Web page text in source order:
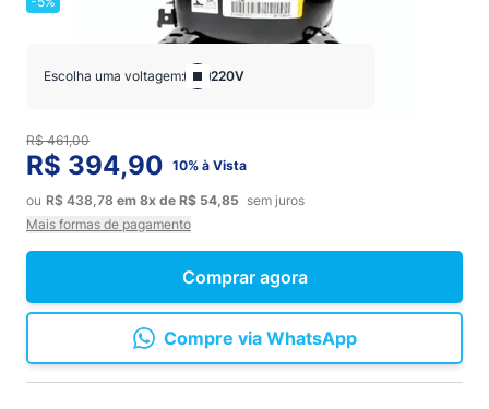
Comprar agora
Escolha uma voltagem: 220V
R$ 394,90 10% à Vista
ou R$ 438,78 em 8x de R$ 54,85 sem juros
Mais formas de pagamento
Compre via WhatsApp
R$ 461,00